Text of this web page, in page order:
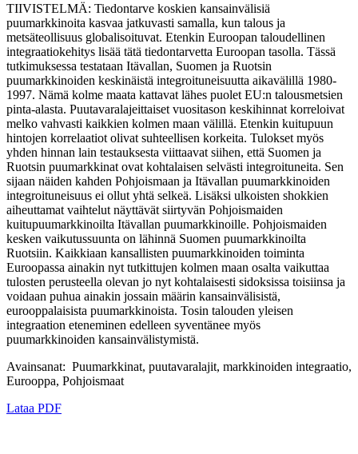
TIIVISTELMÄ: Tiedontarve koskien kansainvälisiä
puumarkkinoita kasvaa jatkuvasti samalla, kun talous ja
metsäteollisuus globalisoituvat. Etenkin Euroopan taloudellinen
integraatiokehitys lisää tätä tiedontarvetta Euroopan tasolla. Tässä
tutkimuksessa testataan Itävallan, Suomen ja Ruotsin
puumarkkinoiden keskinäistä integroituneisuutta aikavälillä 1980-
1997. Nämä kolme maata kattavat lähes puolet EU:n talousmetsien
pinta-alasta. Puutavaralajeittaiset vuositason keskihinnat korreloivat
melko vahvasti kaikkien kolmen maan välillä. Etenkin kuitupuun
hintojen korrelaatiot olivat suhteellisen korkeita. Tulokset myös
yhden hinnan lain testauksesta viittaavat siihen, että Suomen ja
Ruotsin puumarkkinat ovat kohtalaisen selvästi integroituneita. Sen
sijaan näiden kahden Pohjoismaan ja Itävallan puumarkkinoiden
integroituneisuus ei ollut yhtä selkeä. Lisäksi ulkoisten shokkien
aiheuttamat vaihtelut näyttävät siirtyvän Pohjoismaiden
kuitupuumarkkinoilta Itävallan puumarkkinoille. Pohjoismaiden
kesken vaikutussuunta on lähinnä Suomen puumarkkinoilta
Ruotsiin. Kaikkiaan kansallisten puumarkkinoiden toiminta
Euroopassa ainakin nyt tutkittujen kolmen maan osalta vaikuttaa
tulosten perusteella olevan jo nyt kohtalaisesti sidoksissa toisiinsa ja
voidaan puhua ainakin jossain määrin kansainvälisistä,
eurooppalaisista puumarkkinoista. Tosin talouden yleisen
integraation eteneminen edelleen syventänee myös
puumarkkinoiden kansainvälistymistä.
Avainsanat: Puumarkkinat, puutavaralajit, markkinoiden integraatio,
Eurooppa, Pohjoismaat
Lataa PDF